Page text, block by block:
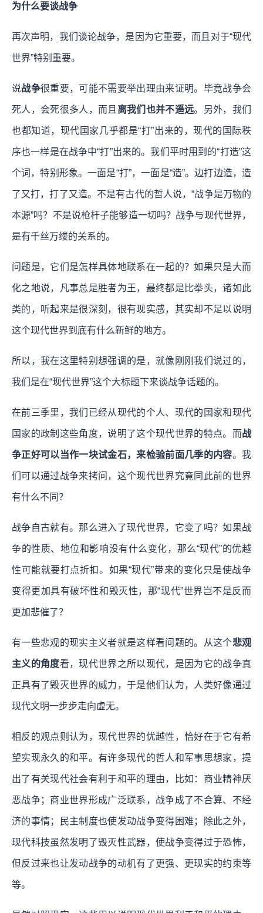
为什么要谈战争
再次声明，我们谈论战争，是因为它重要，而且对于“现代
世界”特别重要。
说战争很重要，可能不需要举出理由来证明。毕竟战争会
死人，会死很多人，而且 离我们也并不遥远。另外，我们
也都知道，现代国家几乎都是“打”出来的，现代的国际秩
序也一样是在战争中“打”出来的。我们平时用到的“打造”这
个词，特别形象。一面是“打”，一面是“造”。边打边造，造
了又打，打了又造。不是有古代的哲人说，“战争是万物的
本源”吗？不是说枪杆子能够造一切吗？战争与现代世界，
是有千丝万缕的关系的。
问题是，它们是怎样具体地联系在一起的？如果只是大而
化之地说，凡事总是胜者为王，最终都是比拳头，诸如此
类的，听起来是很深刻，很有现实感，其实却不足以说明
这个现代世界到底有什么新鲜的地方。
所以，我在这里特别想强调的是，就像刚刚我们说过的，
我们是在“现代世界”这个大标题下来谈战争话题的。
在前三季里，我们已经从现代的个人、现代的国家和现代
国家的政制这些角度，说明了这个现代世界的特点。而战
争正好可以当作一块试金石，来检验前面几季的内容。我
们可以通过战争来拷问，这个现代世界究竟同此前的世界
有什么不同？
战争自古就有。那么进入了现代世界，它变了吗？如果战
争的性质、地位和影响没有什么变化，那么“现代”的优越
性可能就要打点折扣。如果“现代”带来的变化只是使战争
变得更加具有破坏性和毁灭性，那“现代”世界岂不是反而
更加悲催了？
有一些悲观的现实主义者就是这样看问题的。从这个悲观
主义的角度看，现代世界之所以现代，是因为它的战争真
正具有了毁灭世界的威力，于是他们认为，人类好像通过
现代文明一步步走向虚无。
相反的观点则认为，现代世界的优越性，恰好在于它有希
望实现永久的和平。有许多现代的哲人和军事思想家，提
出了有关现代社会有利于和平的理由，比如：商业精神厌
恶战争；商业世界形成广泛联系，战争成了不合算、不经
济的事情；民主制度也使发动战争变得困难；除此之外，
现代科技虽然发明了毁灭性武器，使战争变得过于恐怖，
但反过来也让发动战争的动机有了更强、更现实的约束等
等。